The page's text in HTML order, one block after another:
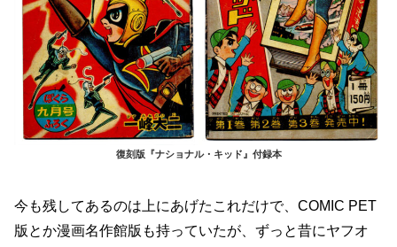
復刻版『ナショナル・キッド』付録本
今も残してあるのは上にあげたこれだけで、COMIC PET
版とか漫画名作館版も持っていたが、ずっと昔にヤフオ